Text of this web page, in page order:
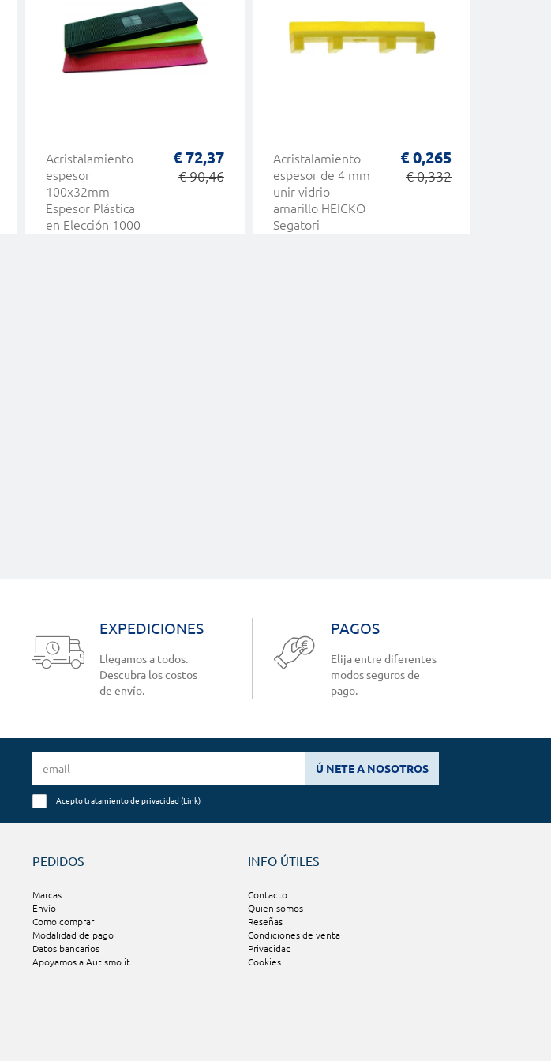
Acristalamiento
espesor
100x32mm
Espesor Plástica
en Elección 1000
€ 72,37
€ 90,46
Acristalamiento
espesor de 4 mm
unir vidrio
amarillo HEICKO
Segatori
€ 0,265
€ 0,332
EXPEDICIONES
Llegamos a todos.
Descubra los costos
de envío.
PAGOS
Elija entre diferentes
modos seguros de
pago.
Ú NETE A NOSOTROS
Acepto tratamiento de privacidad (Link)
PEDIDOS
Marcas
Envío
Como comprar
Modalidad de pago
Datos bancarios
Apoyamos a Autismo.it
INFO ÚTILES
Contacto
Quien somos
Reseñas
Condiciones de venta
Privacidad
Cookies